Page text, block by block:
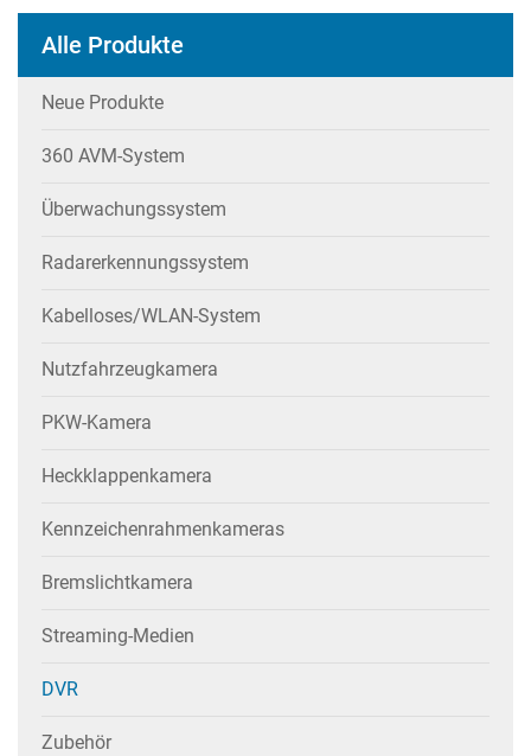
Alle Produkte
Neue Produkte
360 AVM-System
Überwachungssystem
Radarerkennungssystem
Kabelloses/WLAN-System
Nutzfahrzeugkamera
PKW-Kamera
Heckklappenkamera
Kennzeichenrahmenkameras
Bremslichtkamera
Streaming-Medien
DVR
Zubehör